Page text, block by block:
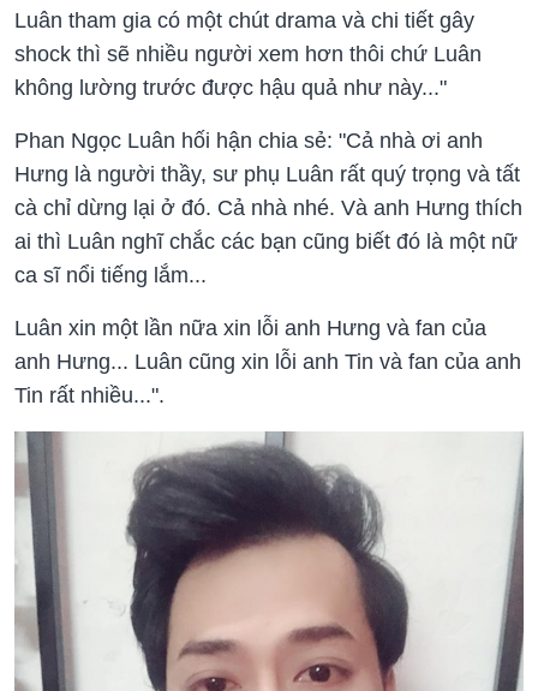
Luân tham gia có một chút drama và chi tiết gây
shock thì sẽ nhiều người xem hơn thôi chứ Luân
không lường trước được hậu quả như này..."
Phan Ngọc Luân hối hận chia sẻ: "Cả nhà ơi anh
Hưng là người thầy, sư phụ Luân rất quý trọng và tất
cà chỉ dừng lại ở đó. Cả nhà nhé. Và anh Hưng thích
ai thì Luân nghĩ chắc các bạn cũng biết đó là một nữ
ca sĩ nổi tiếng lắm...
Luân xin một lần nữa xin lỗi anh Hưng và fan của
anh Hưng... Luân cũng xin lỗi anh Tin và fan của anh
Tin rất nhiều...".